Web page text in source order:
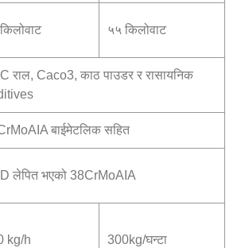
५५ किलोवाट
राल, Caco3, काठ पाउडर र रासायनिक
बाईमेटलिक सहित
लेपित भएको 38CrMoAIA
kg/h 300kg/घन्टा